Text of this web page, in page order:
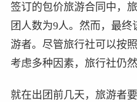
签订的包价旅游合同中，
团人数为9人。然而，最
游者。尽管旅行社可以按
考虑多种因素，旅行社仍
就在出团前几天，旅游者